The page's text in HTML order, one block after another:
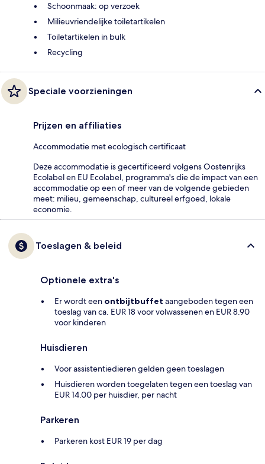
Schoonmaak: op verzoek
Milieuvriendelijke toiletartikelen
Toiletartikelen in bulk
Recycling
Speciale voorzieningen
Prijzen en affiliaties
Accommodatie met ecologisch certificaat
Deze accommodatie is gecertificeerd volgens Oostenrijks
Ecolabel en EU Ecolabel, programma's die de impact van een
accommodatie op een of meer van de volgende gebieden
meet: milieu, gemeenschap, cultureel erfgoed, lokale
economie.
Toeslagen & beleid
Optionele extra's
Er wordt een ontbijtbuffet aangeboden tegen een
toeslag van ca. EUR 18 voor volwassenen en EUR 8.90
voor kinderen
Huisdieren
Voor assistentiedieren gelden geen toeslagen
Huisdieren worden toegelaten tegen een toeslag van
EUR 14.00 per huisdier, per nacht
Parkeren
Parkeren kost EUR 19 per dag